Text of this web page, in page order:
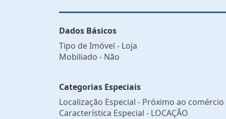
Dados Básicos
Tipo de Imóvel - Loja
Mobiliado - Não
Categorias Especiais
Localização Especial - Próximo ao comércio
Característica Especial - LOCAÇÃO